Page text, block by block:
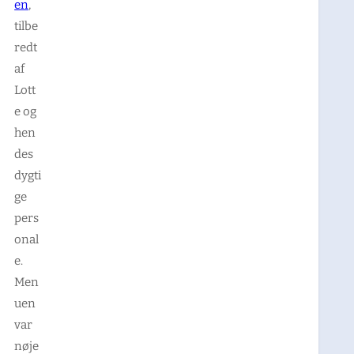
en,
tilbe
redt
af
Lott
e og
hen
des
dygti
ge
pers
onal
e.
Men
uen
var
nøje